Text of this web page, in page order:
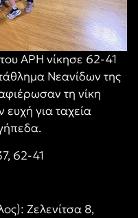
ΑΡΗ νίκησε 62-41
Νεανίδων της
τη νίκη
ευχή για ταχεία
62-41
Ζελενίτσα 8,